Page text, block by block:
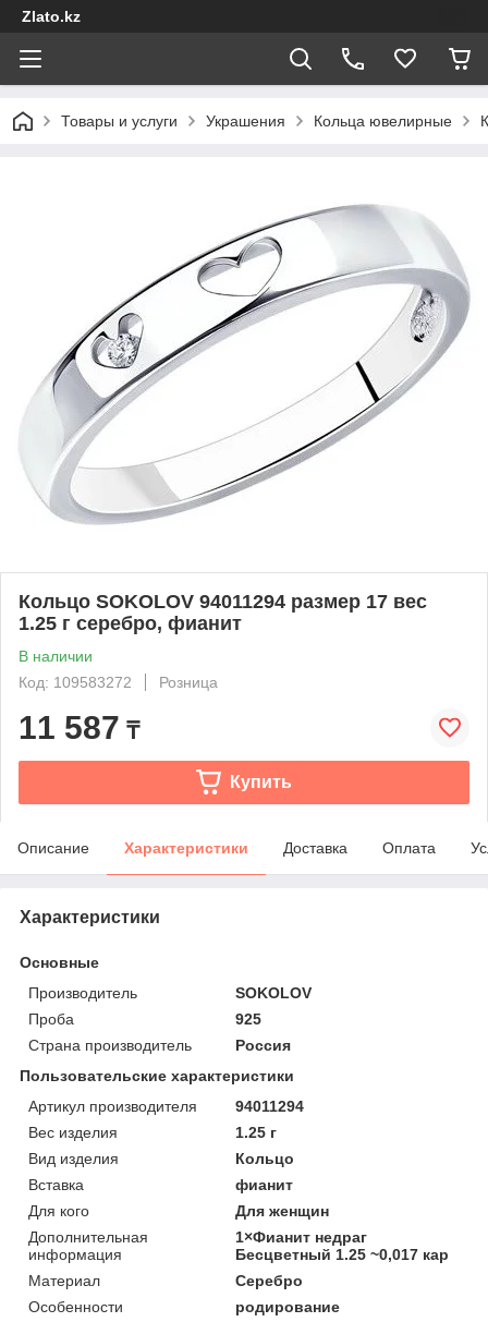
Zlato.kz
Товары и услуги Украшения Кольца ювелирные
Кольцо SOKOLOV 94011294 размер 17 вес
1.25 г серебро, фианит
В наличии
Код: 109583272
Розница
11 587 ₸
Купить
Описание Характеристики Доставка Оплата
Характеристики
Основные
Производитель
SOKOLOV
Проба
925
Страна производитель
Россия
Пользовательские характеристики
Артикул производителя
94011294
Вес изделия
1.25 г
Вид изделия
Кольцо
Вставка
фианит
Для кого
Для женщин
Дополнительная
информация
1×Фианит недраг
Бесцветный 1.25 ~0,017 кар
Материал
Серебро
Особенности
родирование